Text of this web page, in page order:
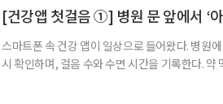
[건강앱 첫걸음 ①] 병원 문 앞에서 ‘
스마트폰 속 건강 앱이 일상으로 들어왔다. 병원
시 확인하며, 걸음 수와 수면 시간을 기록한다.